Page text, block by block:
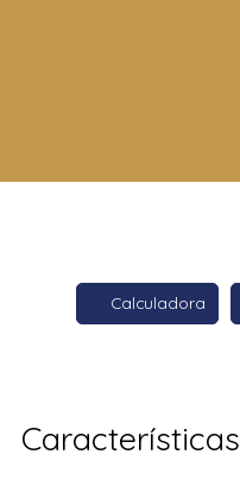
Calculadora
Características